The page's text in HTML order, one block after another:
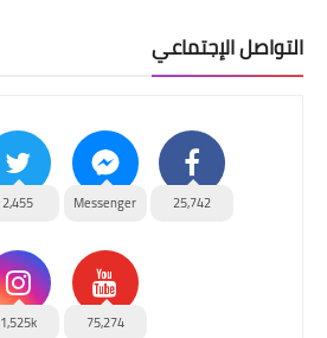
التواصل الإجتماعي
25,742
Messenger
2,455
75,274
1,525k